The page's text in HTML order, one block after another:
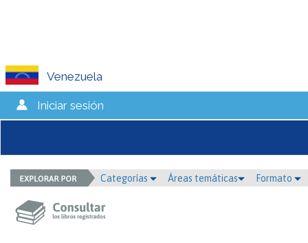
Venezuela
Iniciar sesión
Categorías Áreas temáticas Formato